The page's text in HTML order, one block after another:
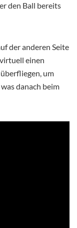
den Ball bereits
der anderen Seite
einen
um
danach beim